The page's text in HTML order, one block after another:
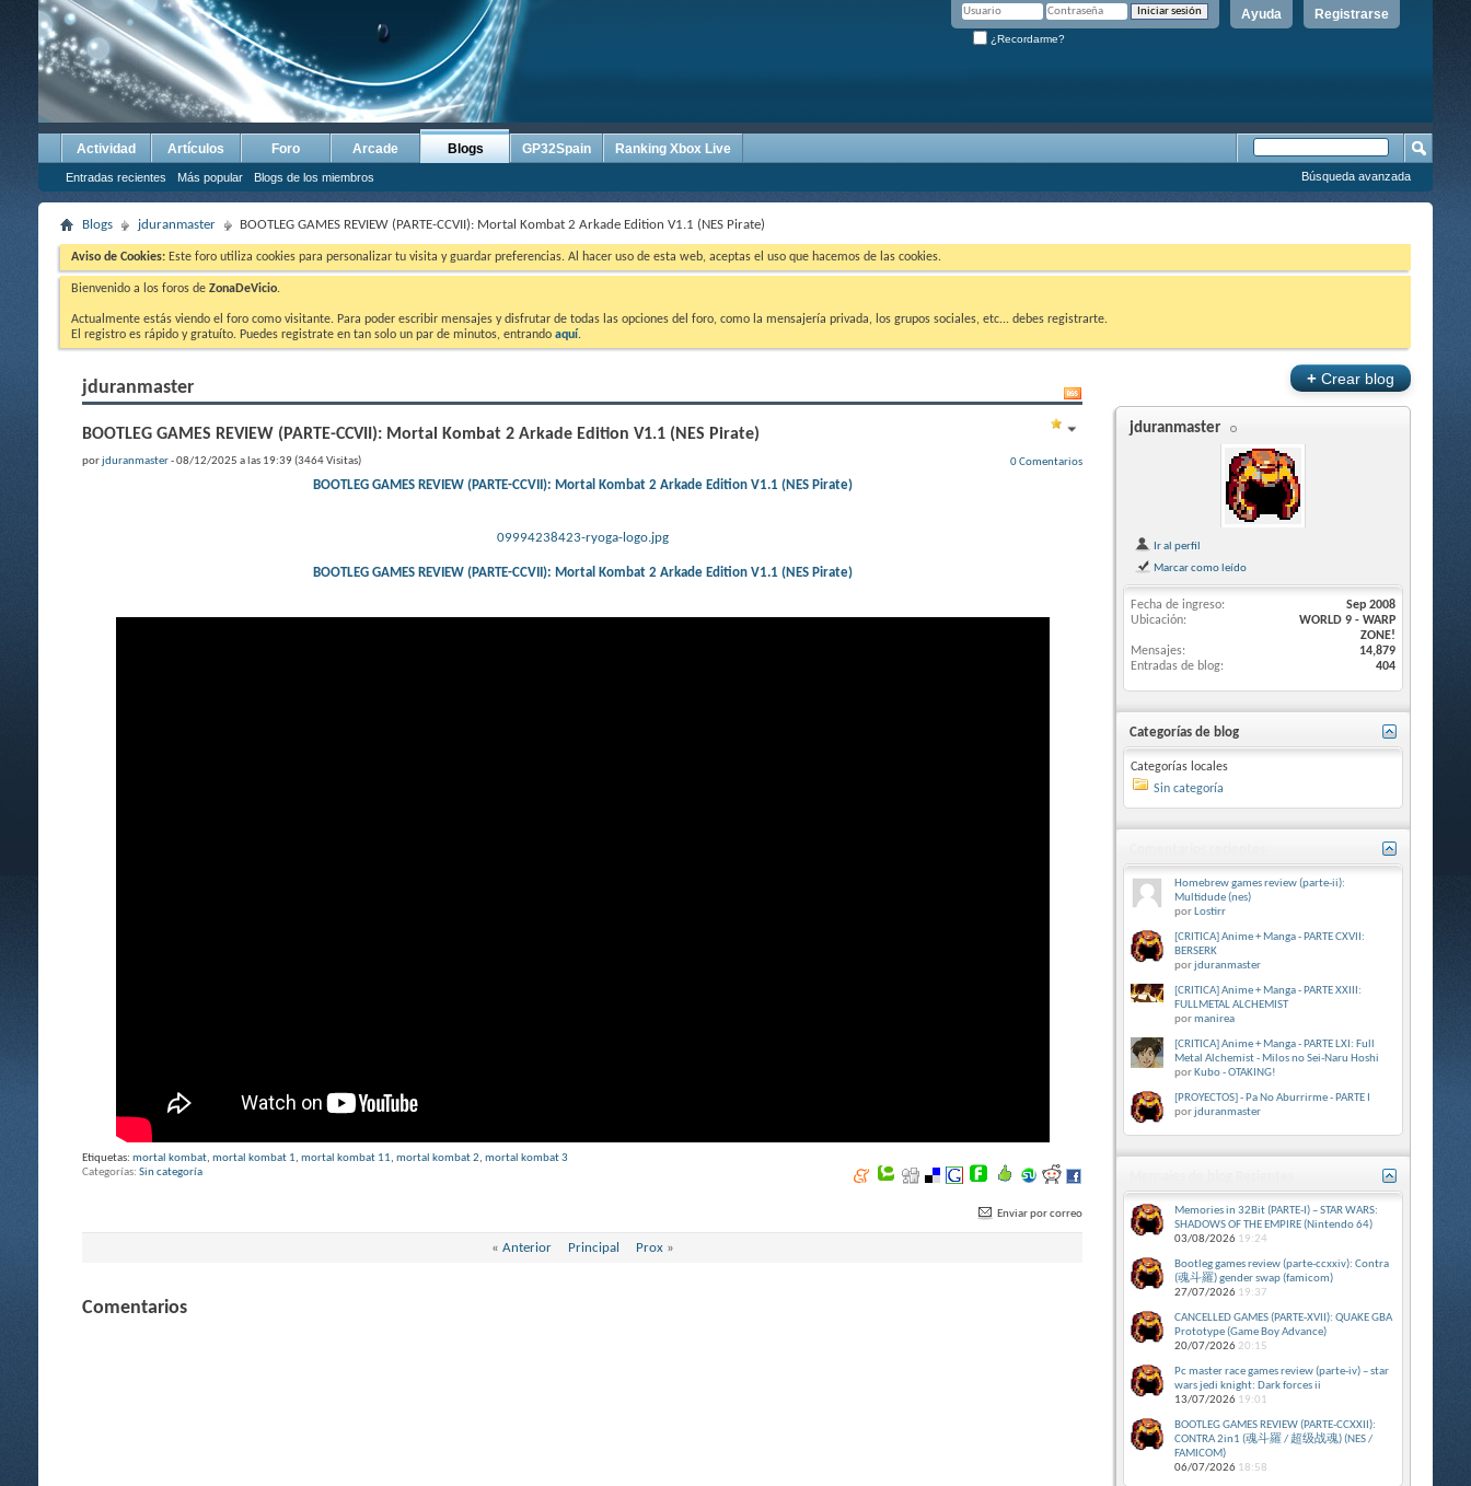
Registrarse
Ayuda
¿Recordarme?
Actividad Artículos Foro Arcade Blogs
Entradas recientes Más popular Blogs de los miembros
GP32Spain Ranking Xbox Live
Búsqueda avanzada
Blogs jduranmaster BOOTLEG GAMES REVIEW (PARTE-CCVII): Mortal Kombat 2 Arkade Edition V1.1 (NES Pirate)
Aviso de Cookies: Este foro utiliza cookies para personalizar tu visita y guardar preferencias. Al hacer uso de esta web, aceptas el uso que hacemos de las cookies.
Bienvenido a los foros de ZonaDeVicio.
Actualmente estás viendo el foro como visitante. Para poder escribir mensajes y disfrutar de todas las opciones del foro, como la mensajería privada, los grupos sociales, etc... debes registrarte.
El registro es rápido y gratuíto. Puedes registrate en tan solo un par de minutos, entrando aquí.
jduranmaster
BOOTLEG GAMES REVIEW (PARTE-CCVII): Mortal Kombat 2 Arkade Edition V1.1 (NES Pirate)
0 Comentarios
porjduranmaster- 08/12/2025 a las 19:39 (3464 Visitas)
BOOTLEG GAMES REVIEW (PARTE-CCVII): Mortal Kombat 2 Arkade Edition V1.1 (NES Pirate)
09994238423-ryoga-logo.jpg
BOOTLEG GAMES REVIEW (PARTE-CCVII): Mortal Kombat 2 Arkade Edition V1.1 (NES Pirate)
Etiquetas: mortal kombat, mortal kombat 1, mortal kombat 11, mortal kombat 2, mortal kombat 3
Categorías Sin categoría
Enviar por correo
« Anterior Principal Prox»
Comentarios
+Crear blog
jduranmaster
Ir al perfil
Marcar como leído
Fecha de ingreso
Sep 2008
Ubicación
WORLD 9 - WARP
ZONE!
Mensajes
14,879
Entradas de blog
404
Categorías de blog
Categorías locales
Sin categoría
Homebrew games review (parte-ii):
Multidude (nes)
por Lostirr
[CRITICA] Anime + Manga - PARTE CXVII:
BERSERK
porjduranmaster
[CRITICA] Anime + Manga - PARTE XXIII:
FULLMETAL ALCHEMIST
pormanirea
[CRITICA] Anime + Manga - PARTE LXI: Full
Metal Alchemist - Milos no Sei-Naru Hoshi
por Kubo - OTAKING!
[PROYECTOS] - Pa No Aburrirme - PARTE I
porjduranmaster
Memories in 32Bit (PARTE-I) – STAR WARS:
SHADOWS OF THE EMPIRE (Nintendo 64)
03/08/2026 19:24
Bootleg games review (parte-ccxxiv): Contra
(魂斗羅) gender swap (famicom)
27/07/2026 19:37
CANCELLED GAMES (PARTE-XVII): QUAKE GBA
Prototype (Game Boy Advance)
20/07/2026 20:15
Pc master race games review (parte-iv) – star
wars jedi knight: Dark forces ii
13/07/2026 19:01
BOOTLEG GAMES REVIEW (PARTE-CCXXII):
CONTRA 2in1 (魂斗羅 / 超级战魂) (NES /
FAMICOM)
06/07/2026 18:58